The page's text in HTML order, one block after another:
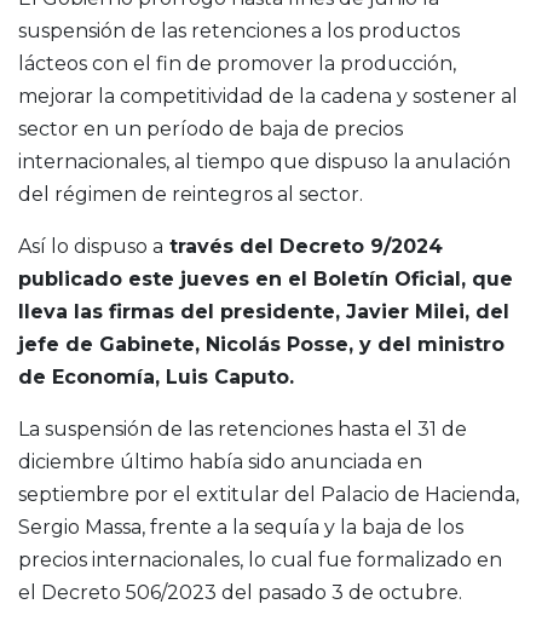
suspensión de las retenciones a los productos
lácteos con el fin de promover la producción,
mejorar la competitividad de la cadena y sostener al
sector en un período de baja de precios
internacionales, al tiempo que dispuso la anulación
del régimen de reintegros al sector.
Así lo dispuso a través del Decreto 9/2024
publicado este jueves en el Boletín Oficial, que
lleva las firmas del presidente, Javier Milei, del
jefe de Gabinete, Nicolás Posse, y del ministro
de Economía, Luis Caputo.
La suspensión de las retenciones hasta el 31 de
diciembre último había sido anunciada en
septiembre por el extitular del Palacio de Hacienda,
Sergio Massa, frente a la sequía y la baja de los
precios internacionales, lo cual fue formalizado en
el Decreto 506/2023 del pasado 3 de octubre.